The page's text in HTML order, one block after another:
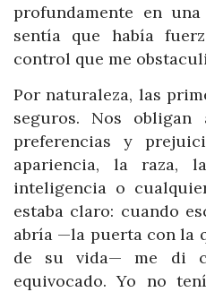
profundamente en
sentía que había
control que me
Por naturaleza, las
seguros. Nos obligan
preferencias y
apariencia, la raza,
inteligencia o
estaba claro: cuando
abría —la puerta con la
de su vida— me di
equivocado. Yo no